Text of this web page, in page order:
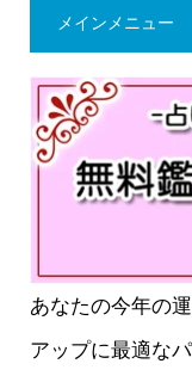
メインメニュー
あなたの今年の
アップに最適な